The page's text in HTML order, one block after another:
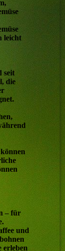
leicht
seit
die
– für
und
erleben